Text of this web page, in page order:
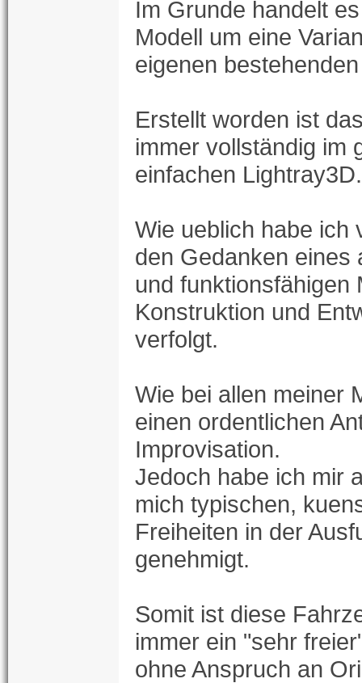
Im Grunde handelt
Modell um eine
eigenen
Erstellt worden ist
immer vollständig im
einfachen Lightray3D.
Wie ueblich habe ich
den Gedanken eines
und funktionsfähigen
Konstruktion und
verfolgt.
Wie bei allen meiner
einen ordentlichen
Improvisation.
Jedoch habe ich mir
mich typischen,
Freiheiten in der
genehmigt.
Somit ist diese
immer ein "sehr
ohne Anspruch an